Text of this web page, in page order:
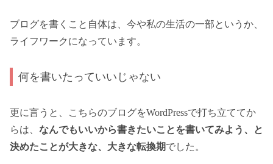
ブログを書くこと自体は、今や私の生活の一部というか、
ライフワークになっています。
何を書いたっていいじゃない
更に言うと、こちらのブログをWordPressで打ち立ててか
らは、 なんでもいいから書きたいことを書いてみよう、と
決めたことが大きな、大きな転換期でした。